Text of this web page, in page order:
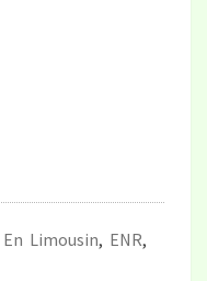
Limousin, ENR,